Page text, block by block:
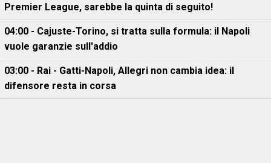
Premier League, sarebbe la quinta di seguito!
04:00 - Cajuste-Torino, si tratta sulla formula: il Napoli
vuole garanzie sull'addio
03:00 - Rai - Gatti-Napoli, Allegri non cambia idea: il
difensore resta in corsa